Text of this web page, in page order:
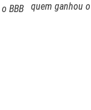
BBB quem ganhou o